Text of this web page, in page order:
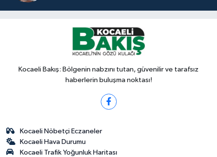
Kocaeli Bakış: Bölgenin nabzını tutan, güvenilir ve tarafsız
haberlerin buluşma noktası!
Kocaeli Nöbetçi Eczaneler
Kocaeli Hava Durumu
Kocaeli Trafik Yoğunluk Haritası